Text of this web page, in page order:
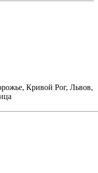
Кривой Рог, Львов,